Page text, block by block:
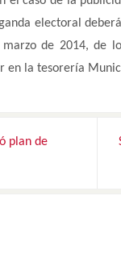
electoral
de 2014, de
en la tesorería
plan de